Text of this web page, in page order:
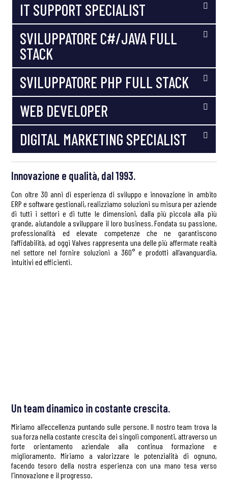
IT SUPPORT SPECIALIST
SVILUPPATORE C#/JAVA FULL
STACK
SVILUPPATORE PHP FULL STACK
WEB DEVELOPER
DIGITAL MARKETING SPECIALIST
Innovazione e qualità, dal 1993.
Con oltre 30 anni di esperienza di sviluppo e innovazione in ambito
ERP e software gestionali, realizziamo soluzioni su misura per aziende
di tutti i settori e di tutte le dimensioni, dalla più piccola alla più
grande, aiutandole a sviluppare il loro business. Fondata su passione,
professionalità ed elevate competenze che ne garantiscono
l’affidabilità, ad oggi Valves rappresenta una delle più affermate realtà
nel settore nel fornire soluzioni a 360° e prodotti all’avanguardia,
intuitivi ed efficienti.
Un team dinamico in costante crescita.
Miriamo all’eccellenza puntando sulle persone. Il nostro team trova la
sua forza nella costante crescita dei singoli componenti, attraverso un
forte orientamento aziendale alla continua formazione e
miglioramento. Miriamo a valorizzare le potenzialità di ognuno,
facendo tesoro della nostra esperienza con una mano tesa verso
l’innovazione e il progresso.